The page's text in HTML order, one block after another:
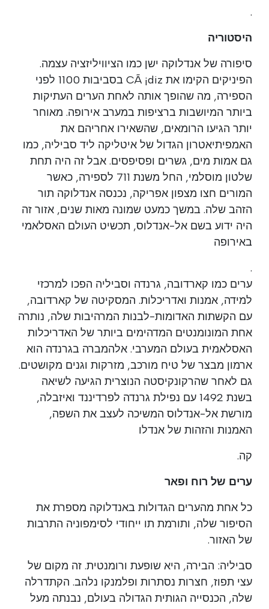
.
היסטוריה
סיפורה של אנדלוקה ישן כמו הציוויליזציה עצמה.
הפיניקים הקימו את CÃ ¡diz בסביבות 1100 לפני
הספירה, מה שהופך אותה לאחת הערים העתיקות
ביותר המיושבות ברציפות במערב אירופה. מאוחר
יותר הגיעו הרומאים, שהשאירו אחריהם את
האמפיתיאטרון הגדול של איטליקה ליד סביליה, כמו
גם אמות מים, גשרים ופסיפסים. אבל זה היה תחת
שלטון מוסלמי, החל משנת 711 לספירה, כאשר
המורים חצו מצפון אפריקה, נכנסה אנדלוקה תור
הזהב שלה. במשך כמעט שמונה מאות שנים, אזור זה
היה ידוע בשם אל-אנדלוס, תכשיט העולם האסלאמי
באירופה
.
ערים כמו קארדובה, גרנדה וסביליה הפכו למרכזי
למידה, אמנות ואדריכלות. המסקיטה של קארדובה,
עם הקשתות האדומות-לבנות המרהיבות שלה, נותרה
אחת המונומנטים המדהימים ביותר של האדריכלות
האסלאמית בעולם המערבי. אלהמברה בגרנדה הוא
ארמון מבצר של טיח מורכב, מזרקות וגנים מקושטים.
גם לאחר שהרקונקיסטה הנוצרית הגיעה לשיאה
בשנת 1492 עם נפילת גרנדה לפרדיננד ואיזבלה,
מורשת אל-אנדלוס המשיכה לעצב את השפה,
האמנות והזהות של אנדלו
קה.
ערים של רוח ופאר
כל אחת מהערים הגדולות באנדלוקה מספרת את
הסיפור שלה, ותורמת תו ייחודי לסימפוניה התרבות
של האזור.
סביליה: הבירה, היא שופעת ורומנטית. זה מקום של
עצי תפוז, חצרות נסתרות ופלמנקו נלהב. הקתדרלה
שלה, הכנסייה הגותית הגדולה בעולם, נבנתה מעל